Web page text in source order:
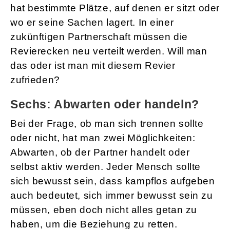
hat bestimmte Plätze, auf denen er sitzt oder
wo er seine Sachen lagert. In einer
zukünftigen Partnerschaft müssen die
Revierecken neu verteilt werden. Will man
das oder ist man mit diesem Revier
zufrieden?
Sechs: Abwarten oder handeln?
Bei der Frage, ob man sich trennen sollte
oder nicht, hat man zwei Möglichkeiten:
Abwarten, ob der Partner handelt oder
selbst aktiv werden. Jeder Mensch sollte
sich bewusst sein, dass kampflos aufgeben
auch bedeutet, sich immer bewusst sein zu
müssen, eben doch nicht alles getan zu
haben, um die Beziehung zu retten.